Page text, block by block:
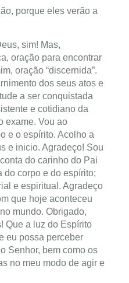
porque eles verão a
sim! Mas,
oração para encontrar
oração “discernida”.
dos seus atos e
a ser conquistada
e cotidiano da
exame. Vou ao
e o espírito. Acolho a
e inicio. Agradeço! Sou
do carinho do Pai
do corpo e do espírito;
e espiritual. Agradeço
que hoje aconteceu
mundo. Obrigado,
Que a luz do Espírito
eu possa perceber
Senhor, bem como os
no meu modo de agir e